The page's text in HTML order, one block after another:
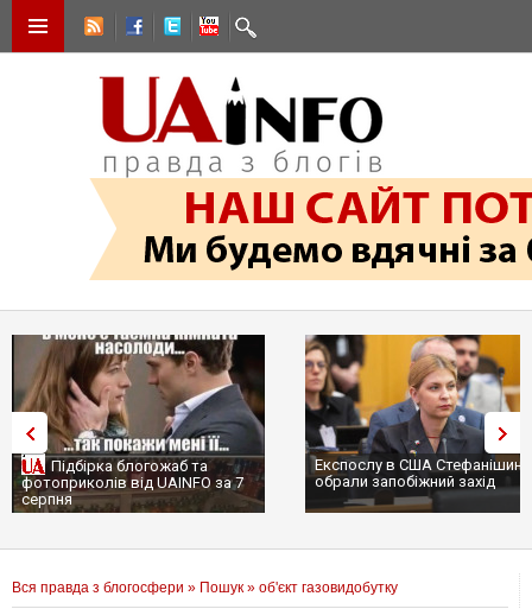
Підбірка блогожаб та
фотоприколів від UAINFO за 7
серпня
Експослу в США
обрали запобіжний захід
Вся правда з блогосфери » Пошук » об'єкт газовидобутку